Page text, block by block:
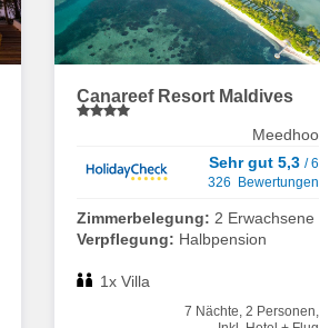
Canareef Resort Maldives
Meedhoo
Sehr gut 5,3/ 6
326 Bewertungen
Zimmerbelegung: 2 Erwachsene
Verpflegung: Halbpension
1x Villa
7 Nächte, 2 Personen,